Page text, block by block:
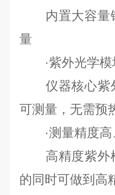
内置大容量锂
量
·紫外光学模
仪器核心紫外
可测量，无需预
·测量精度高
高精度紫外模
的同时可做到高